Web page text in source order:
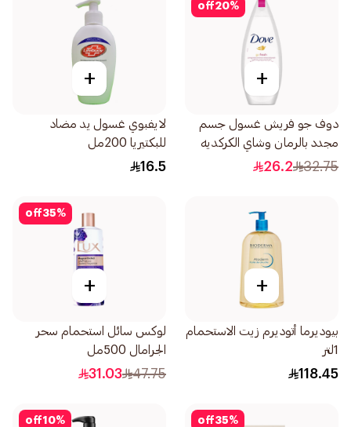
20%
off
+
دوف جو فريش غسول جسم
مجدد بالرمان وشاي الكركديه
250مل
32.75
26.2
+
لايفبوي غسول يد مضاد
للبكتيريا 200مل
16.5
+
بيوديرما أتوديرم زيت الاستحمام
1لتر
118.45
35%
off
+
لوكس سائل استحمام سحر
الجرامال 500مل
47.75
31.03
35%
off
10%
off